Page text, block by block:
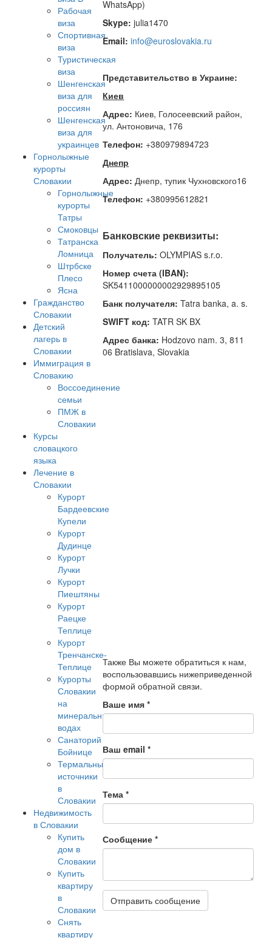
Рабочая
виза
Спортивная
виза
Туристическая
виза
Шенгенская
виза для
россиян
Шенгенская
виза для
украинцев
Горнолыжные
курорты
Словакии
Горнолыжные
курорты
Татры
Смоковцы
Татранска
Ломница
Штрбске
Плесо
Ясна
Гражданство
Словакии
Детский
лагерь в
Словакии
Иммиграция в
Словакию
Воссоединение
семьи
ПМЖ в
Словакии
Курсы
словацкого
языка
Лечение в
Словакии
Курорт
Бардеевские
Купели
Курорт
Дудинце
Курорт
Лучки
Курорт
Пиештяны
Курорт
Раецке
Теплице
Курорт
Тренчанске-
Теплице
Курорты
Словакии
на
минеральных
водах
Санаторий
Бойнице
Термальные
источники
в
Словакии
Недвижимость
в Словакии
Купить
дом в
Словакии
Купить
квартиру
в
Словакии
Снять
квартиру
WhatsApp)
Skype: julia1470
Email: info@euroslovakia.ru
Представительство в Украине:
Киев
Адрес: Киев, Голосеевский район,
ул. Антоновича, 176
Телефон: +380979894723
Днепр
Адрес:Днепр, тупик Чухновского16
Телефон: +380995612821
Банковские реквизиты:
Получатель:OLYMPIAS s.r.o.
Номер счета (IBAN):
SK5411000000002929895105
Банк получателя:Tatra banka, a. s.
SWIFT код:TATR SK BX
Адрес банка: Hodzovo nam. 3, 811
06 Bratislava, Slovakia
Также Вы можете обратиться к нам,
воспользовавшись нижеприведенной
формой обратной связи.
Ваше имя*
Ваш email*
Тема*
Сообщение*